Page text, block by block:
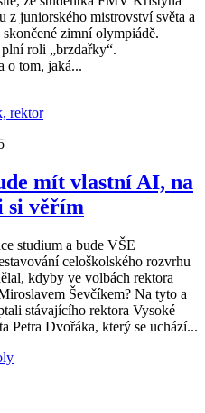
z juniorského mistrovství světa a
zimní olympiádě.
roli „brzdařky“.
o tom, jaká...
mít vlastní AI, na
si věřím
studium a bude VŠE
celoškolského rozvrhu
kdyby ve volbách rektora
Ševčíkem? Na tyto a
stávajícího rektora Vysoké
Petra Dvořáka, který se uchází...